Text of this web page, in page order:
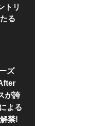
トリ
る
ズ
が誇
よる
禁!